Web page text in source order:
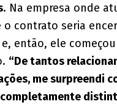
. Na empresa onde
o contrato seria
então, ele
“De tantos
me surpreendi